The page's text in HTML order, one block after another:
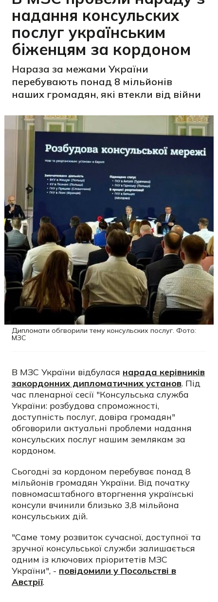
надання консульских
послуг українським
біженцям за кордоном
Нараза за межами України
перебувають понад 8 мільйонів
наших громадян, які втекли від війни
Дипломати обгворили тему консульских послуг. Фото:
МЗС
В МЗС України відбулася нарада керівників
закордонних дипломатичних установ. Під
час пленарної сесії "Консульська служба
України: розбудова спроможності,
доступність послуг, довіра громадян"
обговорили актуальні проблеми надання
консульских послуг нашим землякам за
кордоном.
Сьогодні за кордоном перебуває понад 8
мільйонів громадян України. Від початку
повномасштабного вторгнення українські
консули вчинили близько 3,8 мільйона
консульських дій.
"Саме тому розвиток сучасної, доступної та
зручної консульської служби залишається
одним із ключових пріоритетів МЗС
України", - повідомили у Посольстві в
Австрії.